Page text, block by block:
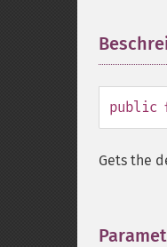
public
Gets the